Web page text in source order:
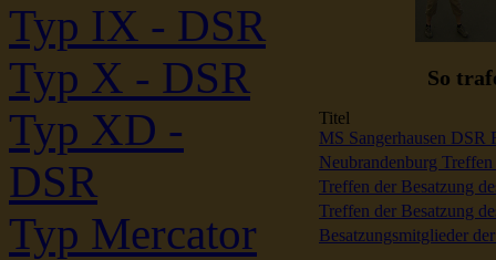
Typ IX - DSR
Typ X - DSR
Typ XD -
DSR
Typ Mercator
So
Titel
MS Sangerhausen DSR
Neubrandenburg
Treffen der Besatzung
Treffen der Besatzung
Besatzungsmitglieder